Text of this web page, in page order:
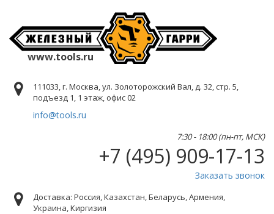
www.tools.ru
111033, г. Москва, ул. Золоторожский Вал, д. 32, стр. 5,
подъезд 1, 1 этаж, офис 02
info@tools.ru
7:30 - 18:00 (пн-пт, МСК)
+7 (495) 909-17-13
Заказать звонок
Доставка: Россия, Казахстан, Беларусь, Армения,
Украина, Киргизия